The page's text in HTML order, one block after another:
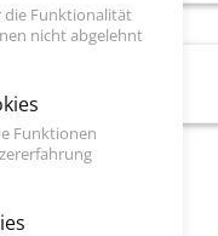
die Funktionalität
nicht abgelehnt
Funktionen